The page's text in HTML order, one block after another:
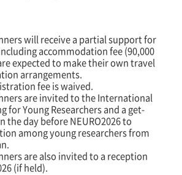
will receive a partial support for
accommodation fee (90,000
expected to make their own travel
arrangements.
fee is waived.
are invited to the International
for Young Researchers and a get-
the day before NEURO2026 to
among young researchers from
are also invited to a reception
(if held).